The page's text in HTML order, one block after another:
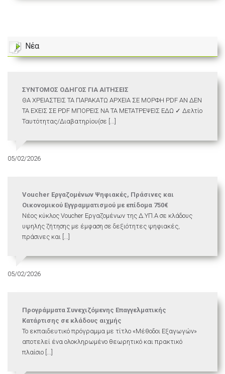
Νέα
ΣΥΝΤΟΜΟΣ ΟΔΗΓΟΣ ΓΙΑ ΑΙΤΗΣΕΙΣ
ΘΑ ΧΡΕΙΑΣΤΕΙΣ ΤΑ ΠΑΡΑΚΑΤΩ ΑΡΧΕΙΑ ΣΕ ΜΟΡΦΗ PDF ΑΝ ΔΕΝ
ΤΑ ΕΧΕΙΣ ΣΕ PDF ΜΠΟΡΕΙΣ ΝΑ ΤΑ ΜΕΤΑΤΡΕΨΕΙΣ ΕΔΩ ✓ Δελτίο
Ταυτότητας/Διαβατηρίου(σε [...]
05/02/2026
Voucher Εργαζομένων Ψηφιακές, Πράσινες και
Οικονομικού Εγγραμματισμού με επίδομα 750€
Νέος κύκλος Voucher Εργαζομένων της Δ.ΥΠ.Α σε κλάδους
υψηλής ζήτησης με έμφαση σε δεξιότητες ψηφιακές,
πράσινες και [...]
05/02/2026
Προγράμματα Συνεχιζόμενης Επαγγελματικής
Κατάρτισης σε κλάδους αιχμής
Το εκπαιδευτικό πρόγραμμα με τίτλο «Μέθοδοι Εξαγωγών»
αποτελεί ένα ολοκληρωμένο θεωρητικό και πρακτικό
πλαίσιο [...]